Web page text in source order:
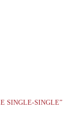
SINGLE-SINGLE”